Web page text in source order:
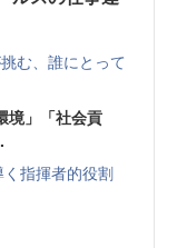
む、誰にとって
境」「社会貢
く指揮者的役割